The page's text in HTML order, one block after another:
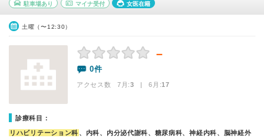
駐車場あり マイナ受付 女医在籍
土曜（〜12:30）
－
0件
アクセス数 7月:3 | 6月:17
診療科目：
リハビリテーション科 、内科、内分泌代謝科、糖尿病科、神経内科、脳神経外